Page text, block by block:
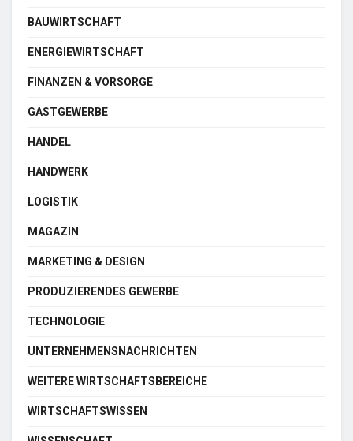
BAUWIRTSCHAFT
ENERGIEWIRTSCHAFT
FINANZEN & VORSORGE
GASTGEWERBE
HANDEL
HANDWERK
LOGISTIK
MAGAZIN
MARKETING & DESIGN
PRODUZIERENDES GEWERBE
TECHNOLOGIE
UNTERNEHMENSNACHRICHTEN
WEITERE WIRTSCHAFTSBEREICHE
WIRTSCHAFTSWISSEN